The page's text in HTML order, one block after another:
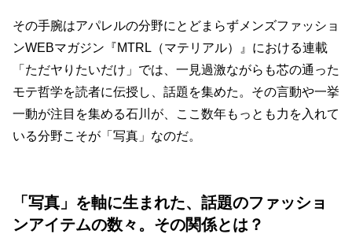
その手腕はアパレルの分野にとどまらずメンズファッショ
ンWEBマガジン『MTRL（マテリアル）』における連載
「ただヤりたいだけ」では、一見過激ながらも芯の通った
モテ哲学を読者に伝授し、話題を集めた。その言動や一挙
一動が注目を集める石川が、ここ数年もっとも力を入れて
いる分野こそが「写真」なのだ。
「写真」を軸に生まれた、話題のファッショ
ンアイテムの数々。その関係とは？